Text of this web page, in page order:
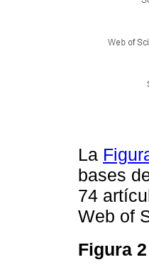
La
bases
74
Web of
Figura